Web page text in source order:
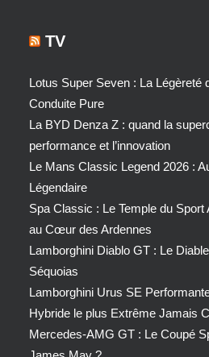
TV
Lotus Super Seven : La Légèreté
Conduite Pure
La BYD Denza Z : quand la
performance et l’innovation
Le Mans Classic Legend 2026 :
Légendaire
Spa Classic : Le Temple du
au Cœur des Ardennes
Lamborghini Diablo GT : Le
Séquoias
Lamborghini Urus SE
Hybride le plus Extrême Jamais
Mercedes-AMG GT : Le Coupé